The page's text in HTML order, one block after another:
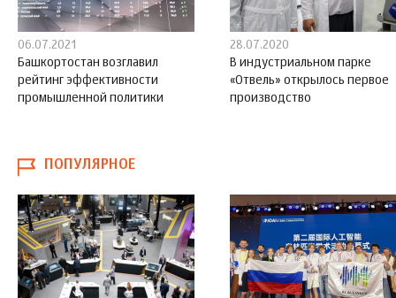
06.07.2021
Башкортостан возглавил
рейтинг эффективности
промышленной политики
28.07.2020
В индустриальном парке
«Отвель» открылось первое
производство
ПОПУЛЯРНОЕ